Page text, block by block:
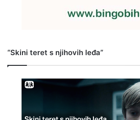
“Skini teret s njihovih leđa”